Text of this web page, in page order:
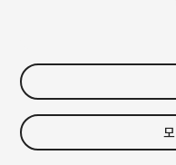
$80
FLASH DEAL 플래시 딜이 17